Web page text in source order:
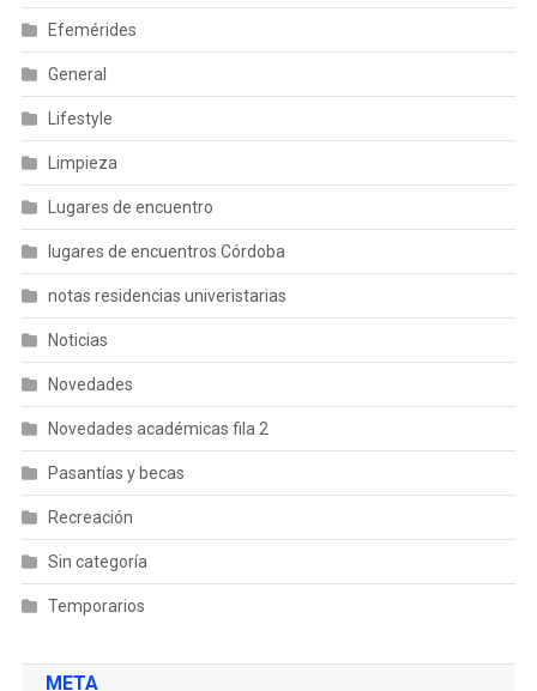
Efemérides
General
Lifestyle
Limpieza
Lugares de encuentro
lugares de encuentros Córdoba
notas residencias univeristarias
Noticias
Novedades
Novedades académicas fila 2
Pasantías y becas
Recreación
Sin categoría
Temporarios
META